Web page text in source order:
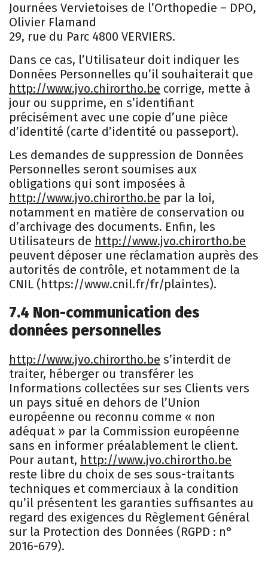
Journées Vervietoises de l’Orthopedie – DPO,
Olivier Flamand
29, rue du Parc 4800 VERVIERS.
Dans ce cas, l’Utilisateur doit indiquer les
Données Personnelles qu’il souhaiterait que
http://www.jvo.chirortho.be corrige, mette à
jour ou supprime, en s’identifiant
précisément avec une copie d’une pièce
d’identité (carte d’identité ou passeport).
Les demandes de suppression de Données
Personnelles seront soumises aux
obligations qui sont imposées à
http://www.jvo.chirortho.be par la loi,
notamment en matière de conservation ou
d’archivage des documents. Enfin, les
Utilisateurs de http://www.jvo.chirortho.be
peuvent déposer une réclamation auprès des
autorités de contrôle, et notamment de la
CNIL (https://www.cnil.fr/fr/plaintes).
7.4 Non-communication des
données personnelles
http://www.jvo.chirortho.be s’interdit de
traiter, héberger ou transférer les
Informations collectées sur ses Clients vers
un pays situé en dehors de l’Union
européenne ou reconnu comme « non
adéquat » par la Commission européenne
sans en informer préalablement le client.
Pour autant, http://www.jvo.chirortho.be
reste libre du choix de ses sous-traitants
techniques et commerciaux à la condition
qu’il présentent les garanties suffisantes au
regard des exigences du Règlement Général
sur la Protection des Données (RGPD : n°
2016-679).